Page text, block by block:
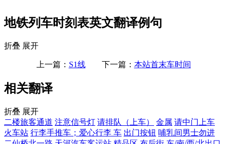
地铁列车时刻表英文翻译例句
折叠 展开
上一篇： S1线下一篇： 本站首末车时间
相关翻译
折叠 展开
二楼旅客通道 注意信号灯 请排队（上车） 金属 请中门上车
火车站 行李手推车；爱心行李 车 出门按钮 哺乳间男士勿进